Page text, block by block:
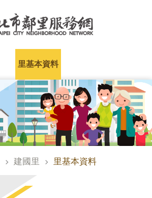
里基本資料
建國里 里基本資料